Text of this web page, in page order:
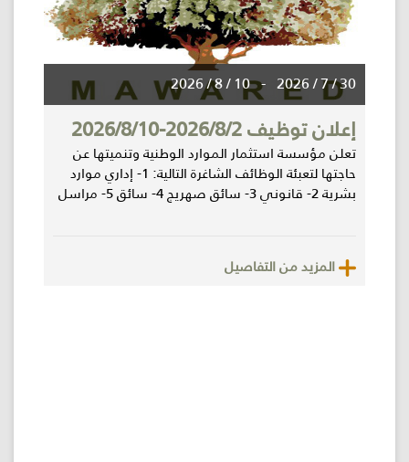
30 / 7 / 2026
-
10 / 8 / 2026
إعلان توظيف 2026/8/2-2026/8/10
تعلن مؤسسة استثمار الموارد الوطنية وتنميتها عن
حاجتها لتعبئة الوظائف الشاغرة التالية: 1- إداري موارد
بشرية 2- قانوني 3- سائق صهريج 4- سائق 5- مراسل
المزيد من التفاصيل